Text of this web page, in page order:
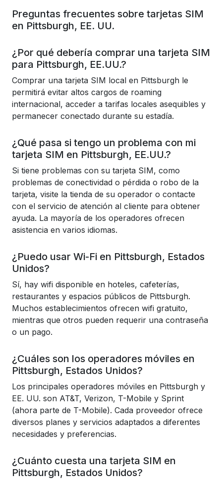
Preguntas frecuentes sobre tarjetas SIM
en Pittsburgh, EE. UU.
¿Por qué debería comprar una tarjeta SIM
para Pittsburgh, EE.UU.?
Comprar una tarjeta SIM local en Pittsburgh le
permitirá evitar altos cargos de roaming
internacional, acceder a tarifas locales asequibles y
permanecer conectado durante su estadía.
¿Qué pasa si tengo un problema con mi
tarjeta SIM en Pittsburgh, EE.UU.?
Si tiene problemas con su tarjeta SIM, como
problemas de conectividad o pérdida o robo de la
tarjeta, visite la tienda de su operador o contacte
con el servicio de atención al cliente para obtener
ayuda. La mayoría de los operadores ofrecen
asistencia en varios idiomas.
¿Puedo usar Wi-Fi en Pittsburgh, Estados
Unidos?
Sí, hay wifi disponible en hoteles, cafeterías,
restaurantes y espacios públicos de Pittsburgh.
Muchos establecimientos ofrecen wifi gratuito,
mientras que otros pueden requerir una contraseña
o un pago.
¿Cuáles son los operadores móviles en
Pittsburgh, Estados Unidos?
Los principales operadores móviles en Pittsburgh y
EE. UU. son AT&T, Verizon, T-Mobile y Sprint
(ahora parte de T-Mobile). Cada proveedor ofrece
diversos planes y servicios adaptados a diferentes
necesidades y preferencias.
¿Cuánto cuesta una tarjeta SIM en
Pittsburgh, Estados Unidos?